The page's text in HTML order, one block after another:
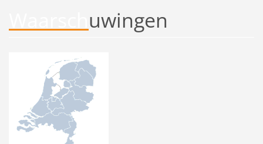
uwingen